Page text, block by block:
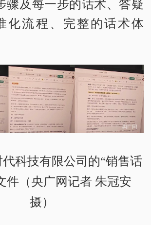
骤及每一步的话术、答疑
化流程、完整的话术体
科技有限公司的“销售话
件（央广网记者 朱冠安
摄）